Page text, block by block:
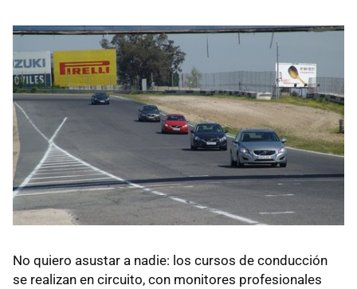
No quiero asustar a nadie: los cursos de conducción
se realizan en circuito, con monitores profesionales